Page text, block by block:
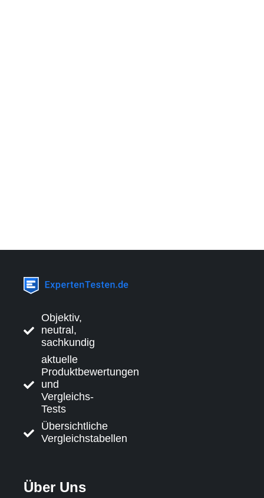
Objektiv,
neutral,
sachkundig
aktuelle
Produktbewertungen
und
Vergleichs-
Tests
Übersichtliche
Vergleichstabellen
Über Uns